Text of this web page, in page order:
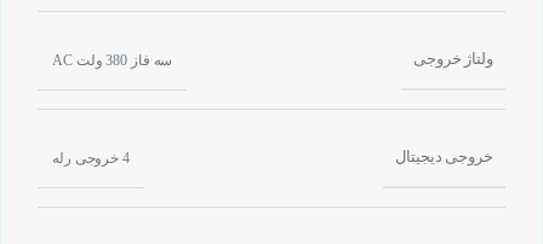
ولتاژ خروجی سه فاز 380 ولت AC
خروجی دیجیتال 4 خروجی رله